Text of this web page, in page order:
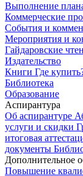
Выполнение
Коммерческие
События и
Мероприятия и
Гайдаровские
Издательство
Книги Где
Библиотека
Образование
Аспирантура
Об аспирантуре
услуги и скидки
итоговая
документы
Дополнительное
Повышение